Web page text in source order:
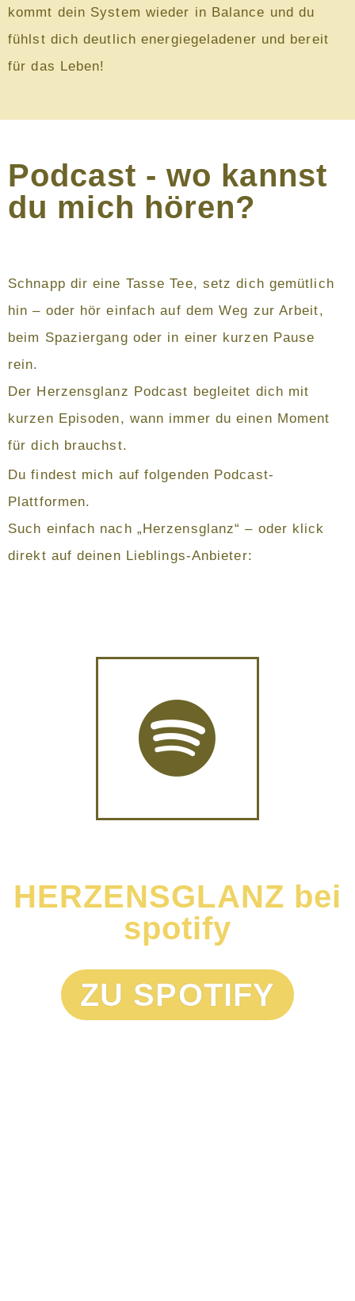
kommt dein System wieder in Balance und du
fühlst dich deutlich energiegeladener und bereit
für das Leben!
Podcast - wo kannst
du mich hören?
Schnapp dir eine Tasse Tee, setz dich gemütlich
hin – oder hör einfach auf dem Weg zur Arbeit,
beim Spaziergang oder in einer kurzen Pause
rein.
Der Herzensglanz Podcast begleitet dich mit
kurzen Episoden, wann immer du einen Moment
für dich brauchst.
Du findest mich auf folgenden Podcast-
Plattformen.
Such einfach nach „Herzensglanz“ – oder klick
direkt auf deinen Lieblings-Anbieter:
HERZENSGLANZ bei
spotify
ZU SPOTIFY